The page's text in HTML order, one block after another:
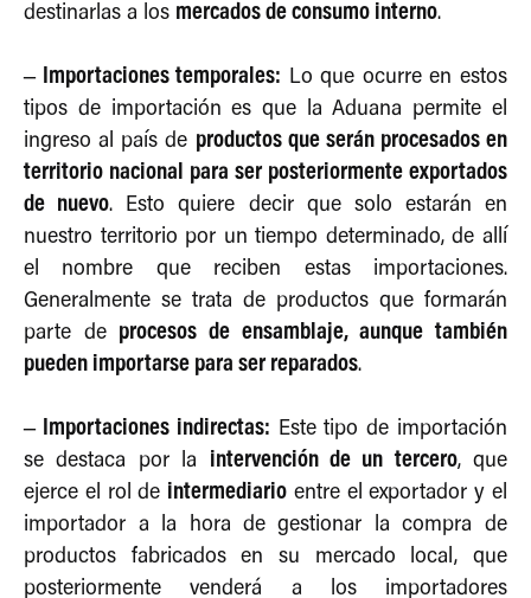
destinarlas a los mercados de consumo interno.
– Importaciones temporales: Lo que ocurre en estos
tipos de importación es que la Aduana permite el
ingreso al país de productos que serán procesados en
territorio nacional para ser posteriormente exportados
de nuevo. Esto quiere decir que solo estarán en
nuestro territorio por un tiempo determinado, de allí
el nombre que reciben estas importaciones.
Generalmente se trata de productos que formarán
parte de procesos de ensamblaje, aunque también
pueden importarse para ser reparados.
– Importaciones indirectas: Este tipo de importación
se destaca por la intervención de un tercero, que
ejerce el rol de intermediario entre el exportador y el
importador a la hora de gestionar la compra de
productos fabricados en su mercado local, que
posteriormente venderá a los importadores